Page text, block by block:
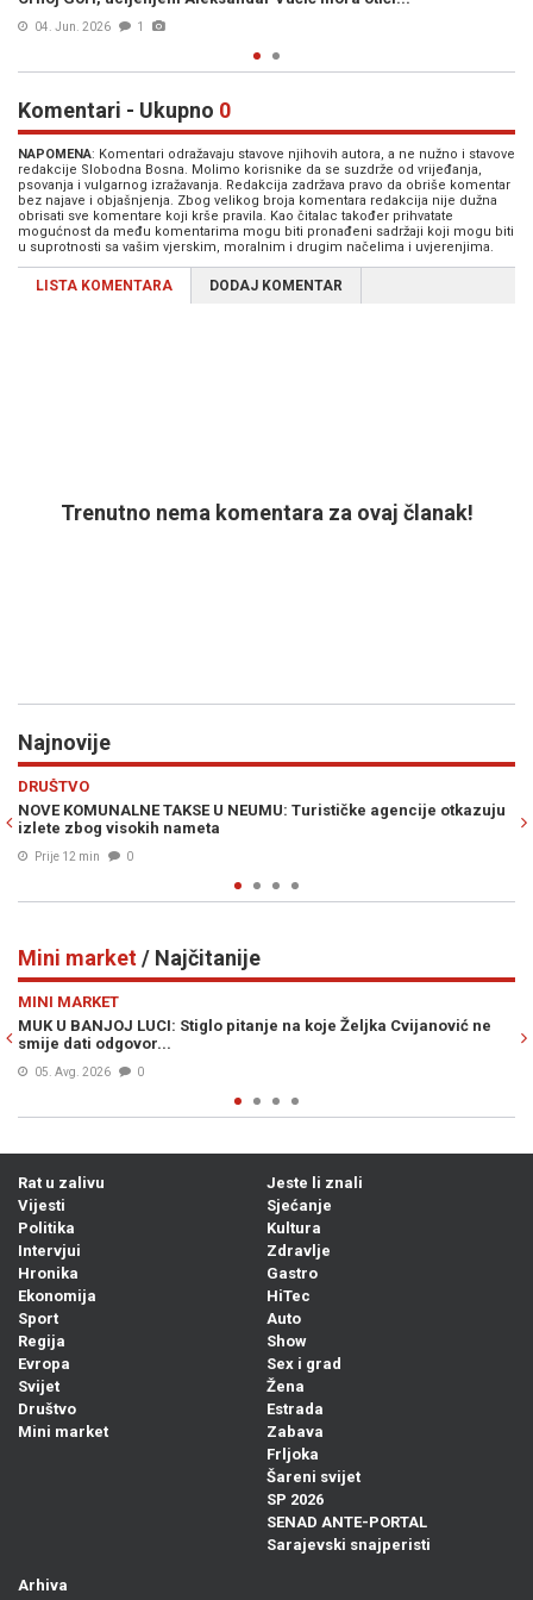
Komentari - Ukupno 0
NAPOMENA: Komentari odražavaju stavove njihovih autora, a ne nužno i stavove
redakcije Slobodna Bosna. Molimo korisnike da se suzdrže od vrijeđanja,
psovanja i vulgarnog izražavanja. Redakcija zadržava pravo da obriše komentar
bez najave i objašnjenja. Zbog velikog broja komentara redakcija nije dužna
obrisati sve komentare koji krše pravila. Kao čitalac također prihvatate
mogućnost da među komentarima mogu biti pronađeni sadržaji koji mogu biti
u suprotnosti sa vašim vjerskim, moralnim i drugim načelima i uvjerenjima.
LISTA KOMENTARA DODAJ KOMENTAR
Trenutno nema komentara za ovaj članak!
Najnovije
agencije otkazuju
OVO JE 21 BH. GRAD KOJI PRVI DOBIJA
iznenađujuće izostavljeno
Previous
Mini market/ Najčitanije
koje Željka Cvijanović ne
ŠOK VIJEST KOJA JE UZDRMALA
Rat u zalivu
Vijesti
Politika
Intervjui
Hronika
Ekonomija
Sport
Regija
Evropa
Svijet
Društvo
Mini market
Jeste li znali
Sjećanje
Kultura
Zdravlje
Gastro
HiTec
Auto
Show
Sex i grad
Žena
Estrada
Zabava
Frljoka
Šareni svijet
SP 2026
SENAD ANTE-PORTAL
Sarajevski snajperisti
Arhiva